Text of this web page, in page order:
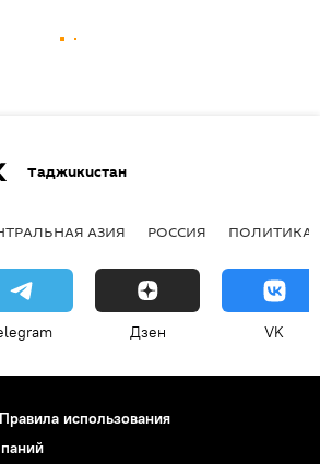
Таджикистан
АЗИЯ РОССИЯ ПОЛИТИКА
Дзен VK
Правила использования